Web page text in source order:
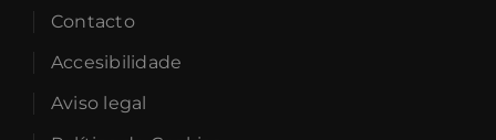
Contacto
Accesibilidade
Aviso legal